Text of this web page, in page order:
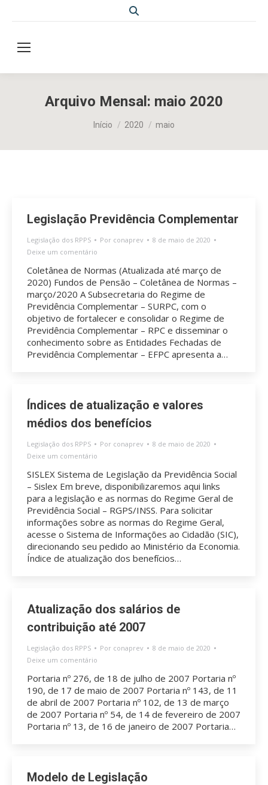
Search:
Arquivo Mensal: maio 2020
Início 2020 maio
Legislação Previdência Complementar
Legislação dos RPPS Por conaprev
8 de maio de 2020
Deixe um comentário
Coletânea de Normas (Atualizada até março de
2020) Fundos de Pensão – Coletânea de Normas –
março/2020 A Subsecretaria do Regime de
Previdência Complementar – SURPC, com o
objetivo de fortalecer e consolidar o Regime de
Previdência Complementar – RPC e disseminar o
conhecimento sobre as Entidades Fechadas de
Previdência Complementar – EFPC apresenta a…
Índices de atualização e valores
médios dos benefícios
Legislação dos RPPS Por conaprev
8 de maio de 2020
Deixe um comentário
SISLEX Sistema de Legislação da Previdência Social
– Sislex Em breve, disponibilizaremos aqui links
para a legislação e as normas do Regime Geral de
Previdência Social – RGPS/INSS. Para solicitar
informações sobre as normas do Regime Geral,
acesse o Sistema de Informações ao Cidadão (SIC),
direcionando seu pedido ao Ministério da Economia.
Índice de atualização dos benefícios…
Atualização dos salários de
contribuição até 2007
Legislação dos RPPS Por conaprev
8 de maio de 2020
Deixe um comentário
Portaria nº 276, de 18 de julho de 2007 Portaria nº
190, de 17 de maio de 2007 Portaria nº 143, de 11
de abril de 2007 Portaria nº 102, de 13 de março
de 2007 Portaria nº 54, de 14 de fevereiro de 2007
Portaria nº 13, de 16 de janeiro de 2007 Portaria…
Modelo de Legislação